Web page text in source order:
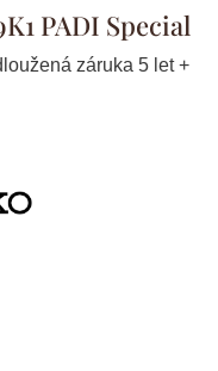
PADI Special
záruka 5 let +